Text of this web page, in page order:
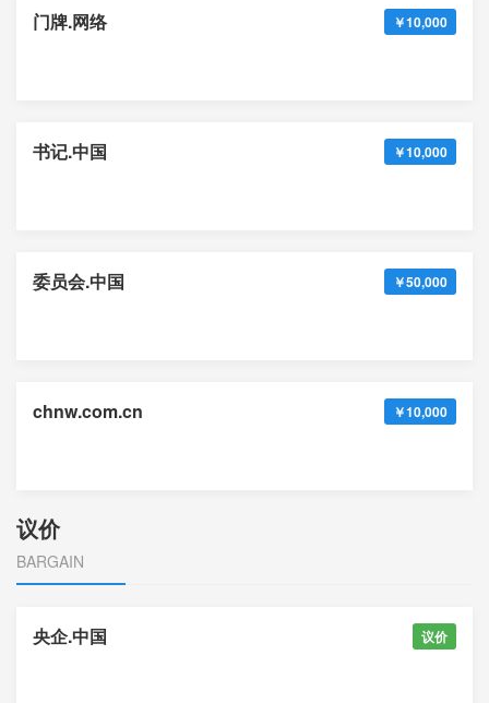
门牌.网络 ￥10,000
书记.中国 ￥10,000
委员会.中国 ￥50,000
chnw.com.cn ￥10,000
议价
BARGAIN
央企.中国 议价